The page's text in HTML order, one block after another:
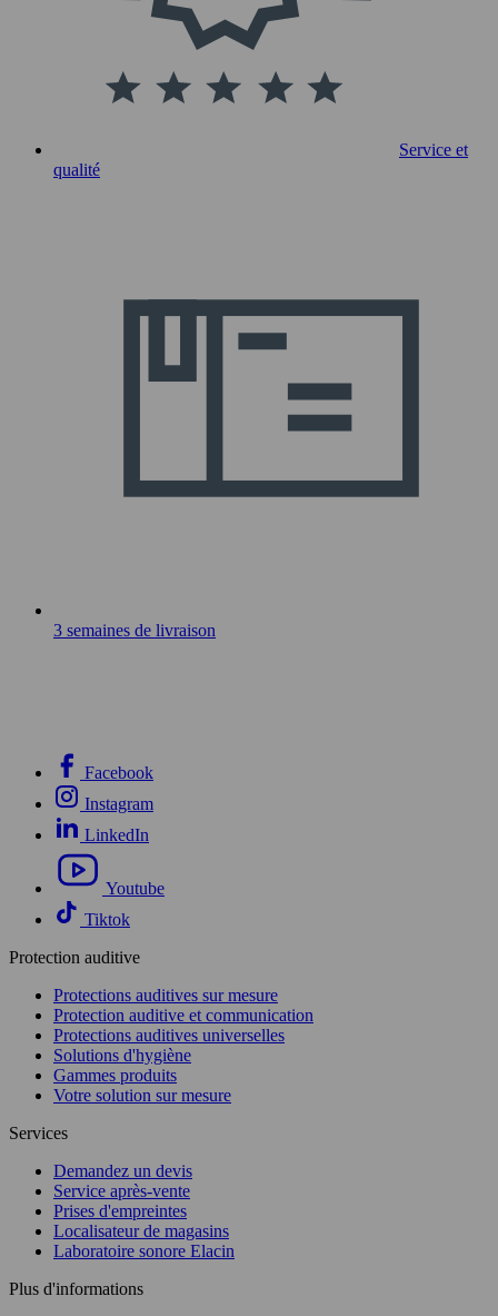
Service et
qualité
3 semaines de livraison
Facebook
Instagram
LinkedIn
Youtube
Tiktok
Protection auditive
Protections auditives sur mesure
Protection auditive et communication
Protections auditives universelles
Solutions d'hygiène
Gammes produits
Votre solution sur mesure
Services
Demandez un devis
Service après-vente
Prises d'empreintes
Localisateur de magasins
Laboratoire sonore Elacin
Plus d'informations